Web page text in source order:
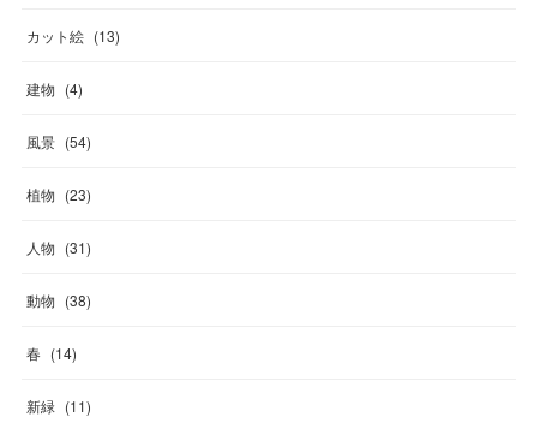
カット絵 (13)
建物 (4)
風景 (54)
植物 (23)
人物 (31)
動物 (38)
春 (14)
新緑 (11)